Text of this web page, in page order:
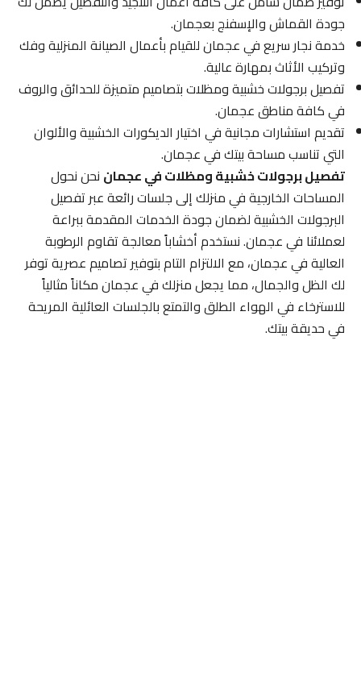
جودة القماش والإسفنج بعجمان.
خدمة نجار سريع في عجمان للقيام بأعمال الصيانة المنزلية وفك
وتركيب الأثاث بمهارة عالية.
تفصيل برجولات خشبية ومظلات بتصاميم متميزة للحدائق والروف
في كافة مناطق عجمان.
تقديم استشارات مجانية في اختيار الديكورات الخشبية والألوان
التي تناسب مساحة بيتك في عجمان.
تفصيل برجولات خشبية ومظلات في عجماننحن نحول
المساحات الخارجية في منزلك إلى جلسات رائعة عبر تفصيل
البرجولات الخشبية لضمان جودة الخدمات المقدمة ببراعة
لعملائنا في عجمان. نستخدم أخشاباً معالجة تقاوم الرطوبة
العالية في عجمان، مع الالتزام التام بتوفير تصاميم عصرية توفر
لك الظل والجمال، مما يجعل منزلك في عجمان مكاناً مثالياً
للاسترخاء في الهواء الطلق والتمتع بالجلسات العائلية المريحة
في حديقة بيتك.